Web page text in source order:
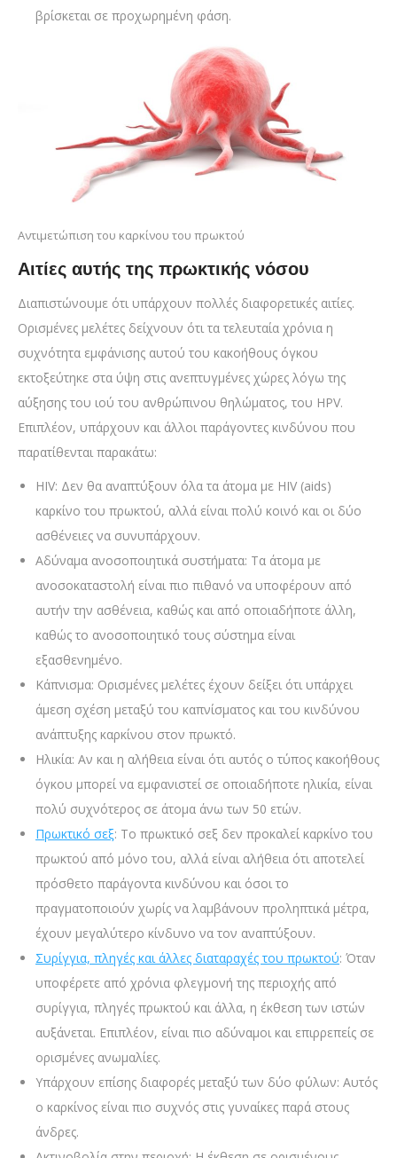
βρίσκεται σε προχωρημένη φάση.
Αντιμετώπιση του καρκίνου του πρωκτού
Αιτίες αυτής της πρωκτικής νόσου
Διαπιστώνουμε ότι υπάρχουν πολλές διαφορετικές αιτίες.
Ορισμένες μελέτες δείχνουν ότι τα τελευταία χρόνια η
συχνότητα εμφάνισης αυτού του κακοήθους όγκου
εκτοξεύτηκε στα ύψη στις ανεπτυγμένες χώρες λόγω της
αύξησης του ιού του ανθρώπινου θηλώματος, του HPV.
Επιπλέον, υπάρχουν και άλλοι παράγοντες κινδύνου που
παρατίθενται παρακάτω:
HIV: Δεν θα αναπτύξουν όλα τα άτομα με HIV (aids)
καρκίνο του πρωκτού, αλλά είναι πολύ κοινό και οι δύο
ασθένειες να συνυπάρχουν.
Αδύναμα ανοσοποιητικά συστήματα: Τα άτομα με
ανοσοκαταστολή είναι πιο πιθανό να υποφέρουν από
αυτήν την ασθένεια, καθώς και από οποιαδήποτε άλλη,
καθώς το ανοσοποιητικό τους σύστημα είναι
εξασθενημένο.
Κάπνισμα: Ορισμένες μελέτες έχουν δείξει ότι υπάρχει
άμεση σχέση μεταξύ του καπνίσματος και του κινδύνου
ανάπτυξης καρκίνου στον πρωκτό.
Ηλικία: Αν και η αλήθεια είναι ότι αυτός ο τύπος κακοήθους
όγκου μπορεί να εμφανιστεί σε οποιαδήποτε ηλικία, είναι
πολύ συχνότερος σε άτομα άνω των 50 ετών.
Πρωκτικό σεξ: Το πρωκτικό σεξ δεν προκαλεί καρκίνο του
πρωκτού από μόνο του, αλλά είναι αλήθεια ότι αποτελεί
πρόσθετο παράγοντα κινδύνου και όσοι το
πραγματοποιούν χωρίς να λαμβάνουν προληπτικά μέτρα,
έχουν μεγαλύτερο κίνδυνο να τον αναπτύξουν.
Συρίγγια, πληγές και άλλες διαταραχές του πρωκτού: Όταν
υποφέρετε από χρόνια φλεγμονή της περιοχής από
συρίγγια, πληγές πρωκτού και άλλα, η έκθεση των ιστών
αυξάνεται. Επιπλέον, είναι πιο αδύναμοι και επιρρεπείς σε
ορισμένες ανωμαλίες.
Υπάρχουν επίσης διαφορές μεταξύ των δύο φύλων: Αυτός
ο καρκίνος είναι πιο συχνός στις γυναίκες παρά στους
άνδρες.